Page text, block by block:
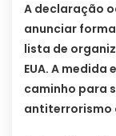
A declaração
anunciar
lista de
EUA. A medida
caminho para
antiterrorismo